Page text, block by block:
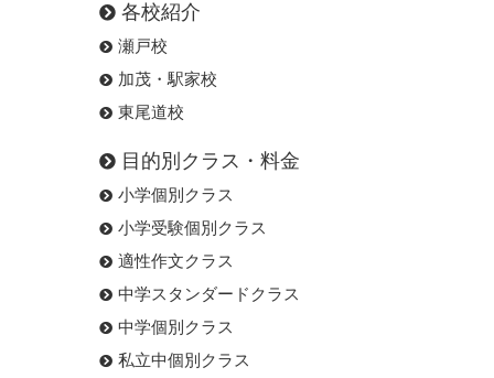
各校紹介
瀬戸校
加茂・駅家校
東尾道校
目的別クラス・料金
小学個別クラス
小学受験個別クラス
適性作文クラス
中学スタンダードクラス
中学個別クラス
私立中個別クラス